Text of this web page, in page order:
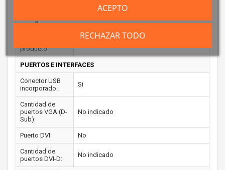
DISEÑO
producto:
PUERTOS E INTERFACES
Conector USB
incorporado:
Si
Cantidad de
puertos VGA (D-
Sub):
No indicado
Puerto DVI: No
Cantidad de
puertos DVI-D:
No indicado
RECHAZAR TODO
ACEPTO